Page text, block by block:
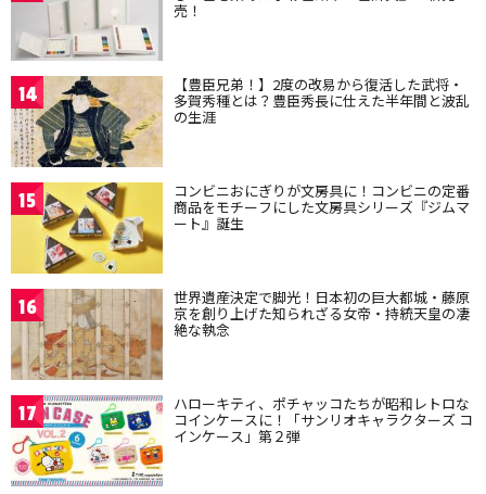
売！
14 【豊臣兄弟！】2度の改易から復活した武将・
多賀秀種とは？豊臣秀長に仕えた半年間と波乱
の生涯
15 コンビニおにぎりが文房具に！コンビニの定番
商品をモチーフにした文房具シリーズ『ジムマ
ート』誕生
16 世界遺産決定で脚光！日本初の巨大都城・藤原
京を創り上げた知られざる女帝・持統天皇の凄
絶な執念
17 ハローキティ、ポチャッコたちが昭和レトロな
コインケースに！「サンリオキャラクターズ コ
インケース」第２弾